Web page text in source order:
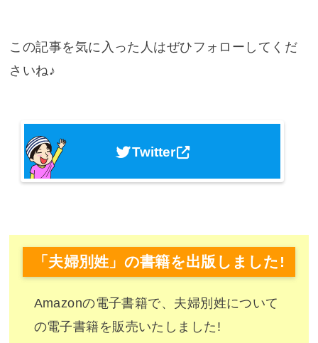
この記事を気に入った人はぜひフォローしてくだ
さいね♪
Twitter
「夫婦別姓」の書籍を出版しました!
Amazonの電子書籍で、夫婦別姓について
の電子書籍を販売いたしました!